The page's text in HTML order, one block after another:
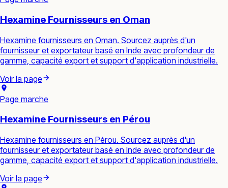
Hexamine Fournisseurs en Oman
Hexamine fournisseurs en Oman. Sourcez auprès d'un
fournisseur et exportateur basé en Inde avec profondeur de
gamme, capacité export et support d'application industrielle.
Voir la page
Page marche
Hexamine Fournisseurs en Pérou
Hexamine fournisseurs en Pérou. Sourcez auprès d'un
fournisseur et exportateur basé en Inde avec profondeur de
gamme, capacité export et support d'application industrielle.
Voir la page